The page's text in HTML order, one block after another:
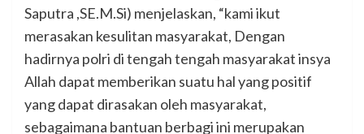
Saputra ,SE.M.Si) menjelaskan, “kami ikut
merasakan kesulitan masyarakat, Dengan
hadirnya polri di tengah tengah masyarakat insya
Allah dapat memberikan suatu hal yang positif
yang dapat dirasakan oleh masyarakat,
sebagaimana bantuan berbagi ini merupakan